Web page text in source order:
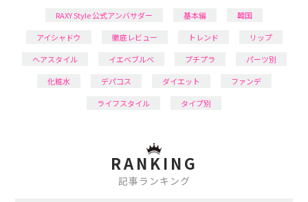
RAXY Style 公式アンバサダー
基本編
韓国
アイシャドウ
徹底レビュー トレンド
リップ
ヘアスタイル
イエベブルベ プチプラ
パーツ別
化粧水
デパコス ダイエット
ファンデ
ライフスタイル
タイプ別
RANKING
記事ランキング